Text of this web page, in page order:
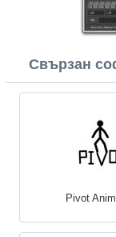
Свързан
Pivot